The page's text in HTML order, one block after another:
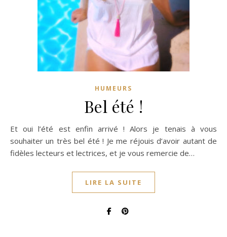
HUMEURS
Bel été !
Et oui l’été est enfin arrivé ! Alors je tenais à vous
souhaiter un très bel été ! Je me réjouis d’avoir autant de
fidèles lecteurs et lectrices, et je vous remercie de…
LIRE LA SUITE